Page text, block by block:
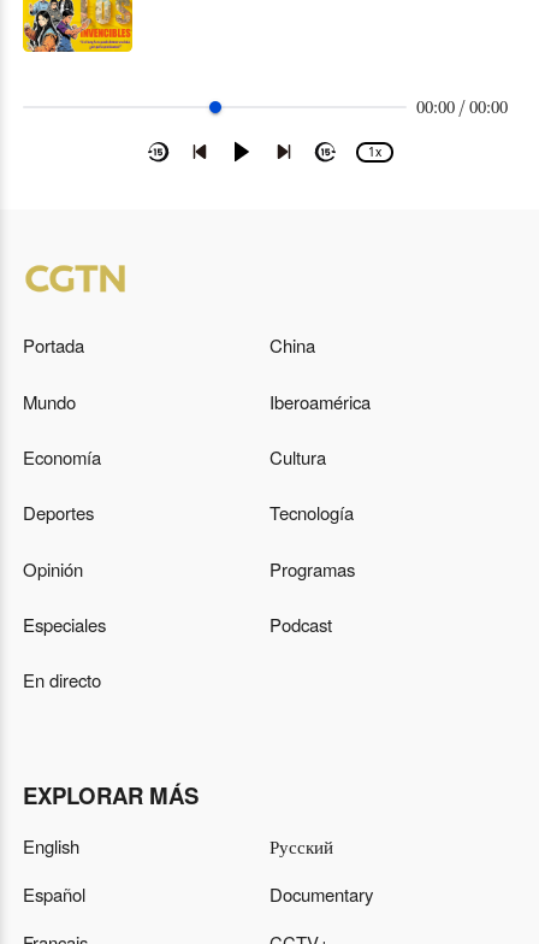
00:00 / 00:00
1x
Portada China
Mundo Iberoamérica
Economía Cultura
Deportes Tecnología
Opinión Programas
Especiales Podcast
En directo
EXPLORAR MÁS
English
Español
Русский
Documentary